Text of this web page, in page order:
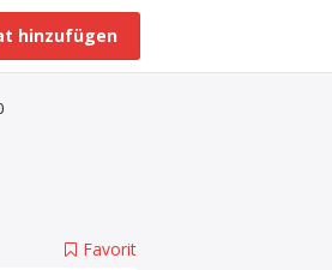
hinzufügen
Favorit